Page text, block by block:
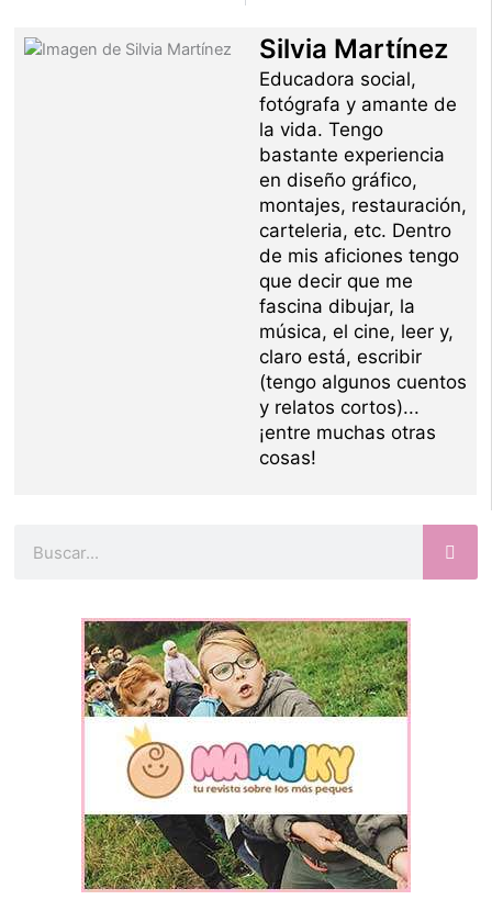
Silvia Martínez
Educadora social,
fotógrafa y amante de
la vida. Tengo
bastante experiencia
en diseño gráfico,
montajes, restauración,
carteleria, etc. Dentro
de mis aficiones tengo
que decir que me
fascina dibujar, la
música, el cine, leer y,
claro está, escribir
(tengo algunos cuentos
y relatos cortos)...
¡entre muchas otras
cosas!